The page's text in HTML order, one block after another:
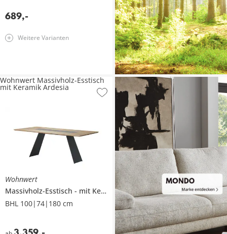
689,-
Weitere Varianten
Wohnwert
Massivholz-Esstisch
mit Keramik
Ardesia
BHL 100|74|180 cm
Wohnwert Massivholz-Esstisch
mit Keramik Ardesia